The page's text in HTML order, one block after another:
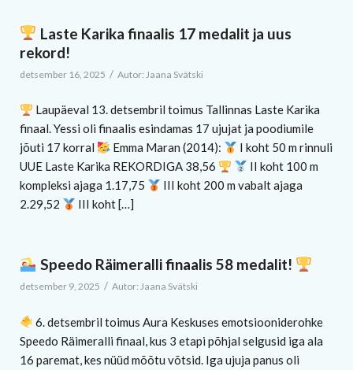
Laste Karika finaalis 17 medalit ja uus
rekord!
detsember 16, 2025 / Autor: Jaana Svätski
Laupäeval 13. detsembril toimus Tallinnas Laste Karika
finaal. Yessi oli finaalis esindamas 17 ujujat ja poodiumile
jõuti 17 korral
Emma Maran (2014):
I koht 50 m rinnuli
UUE Laste Karika REKORDIGA 38,56
II koht 100 m
kompleksi ajaga 1.17,75
III koht 200 m vabalt ajaga
2.29,52
III koht […]
Speedo Räimeralli finaalis 58 medalit!
detsember 9, 2025 / Autor: Jaana Svätski
6. detsembril toimus Aura Keskuses emotsiooniderohke
Speedo Räimeralli finaal, kus 3 etapi põhjal selgusid iga ala
16 paremat, kes nüüd mõõtu võtsid. Iga ujuja panus oli